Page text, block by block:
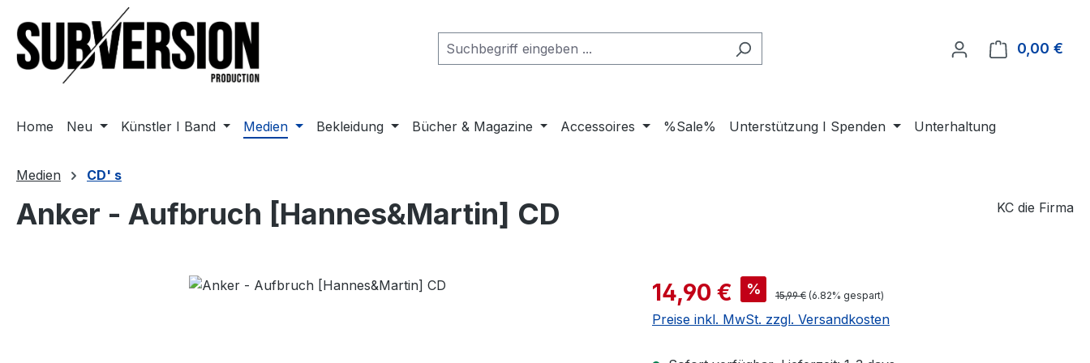
Hauptinhalt springen
Zur Suche springen
Zur Hauptnavigation springen
0,00 €
Home Neu Künstler I Band Medien Bekleidung Bücher & Magazine Accessoires %Sale% Unterstützung I Spenden Unterhaltung
Medien CD' s
Anker - Aufbruch [Hannes&Martin] CD KC die Firma
Verkaufspreis:
14,90 € % Regulärer Preis:
15,99 € (6.82% gespart)
Preise inkl. MwSt. zzgl. Versandkosten